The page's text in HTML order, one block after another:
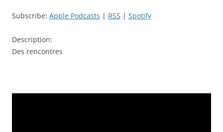
RSS FEED
Subscribe: Apple Podcasts | RSS | Spotify
Description:
Des rencontres